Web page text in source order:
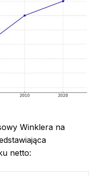
Winklera na
netto: